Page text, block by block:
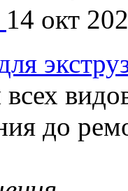
14 окт
до